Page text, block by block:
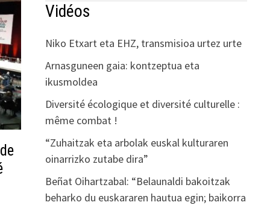
Vidéos
Niko Etxart eta EHZ, transmisioa urtez urte
Arnasguneen gaia: kontzeptua eta
ikusmoldea
Diversité écologique et diversité culturelle :
même combat !
“Zuhaitzak eta arbolak euskal kulturaren
oinarrizko zutabe dira”
Beñat Oihartzabal: “Belaunaldi bakoitzak
beharko du euskararen hautua egin; baikorra